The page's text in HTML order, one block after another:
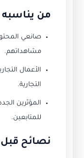
من يناسبه
صانعي
مشاهداتهم.
الأعمال
التجارية.
المؤثرين
للمتابعين.
نصائح